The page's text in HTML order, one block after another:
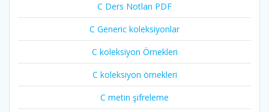
C Ders Notları PDF
C Generic koleksiyonlar
C koleksiyon Örnekleri
C koleksiyon örnekleri
C metin şifreleme